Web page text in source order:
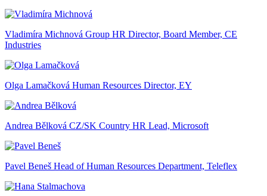
Vladimíra Michnová Group HR Director, Board Member, CE
Industries
Olga Lamačková Human Resources Director, EY
Andrea Bělková CZ/SK Country HR Lead, Microsoft
Pavel Beneš Head of Human Resources Department, Teleflex